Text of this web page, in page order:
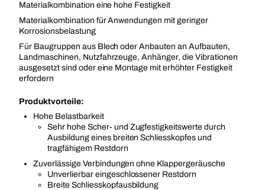
Materialkombination eine hohe Festigkeit
Materialkombination für Anwendungen mit geringer
Korrosionsbelastung
Für Baugruppen aus Blech oder Anbauten an Aufbauten,
Landmaschinen, Nutzfahrzeuge, Anhänger, die Vibrationen
ausgesetzt sind oder eine Montage mit erhöhter Festigkeit
erfordern
Produktvorteile:
Hohe Belastbarkeit
Sehr hohe Scher- und Zugfestigkeitswerte durch
Ausbildung eines breiten Schliesskopfes und
tragfähigem Restdorn
Zuverlässige Verbindungen ohne Klappergeräusche
Unverlierbar eingeschlossener Restdorn
Breite Schliesskopfausbildung